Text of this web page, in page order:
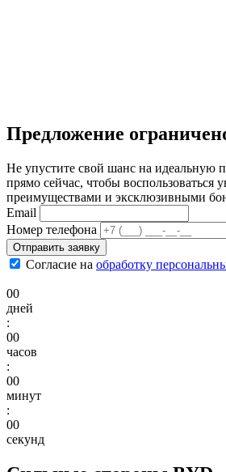
Предложение
Не упустите свой шанс на идеальную
прямо сейчас, чтобы воспользоваться
преимуществами и эксклюзивными
Email
Номер телефона
Отправить заявку
Согласие на обработку
00
дней
:
00
часов
:
00
минут
:
00
секунд